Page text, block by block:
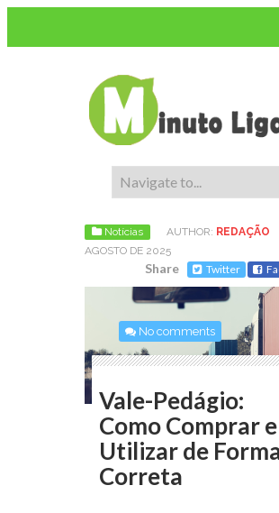
Notícias AUTHOR: REDAÇÃO
AGOSTO DE 2025
Share Twitter
No comments
Vale-Pedágio:
Como Comprar e
Utilizar de
Correta